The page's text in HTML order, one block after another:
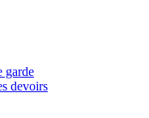
garde
devoirs